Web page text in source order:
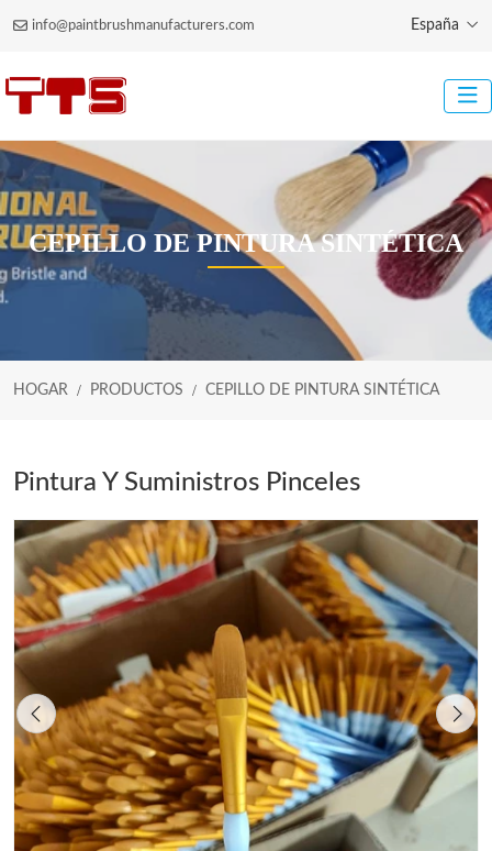
info@paintbrushmanufacturers.com España
CEPILLO DE PINTURA SINTÉTICA
HOGAR PRODUCTOS CEPILLO DE PINTURA SINTÉTICA
Pintura Y Suministros Pinceles